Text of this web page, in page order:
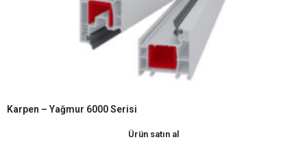
Karpen – Yağmur 6000 Serisi
Ürün satın al